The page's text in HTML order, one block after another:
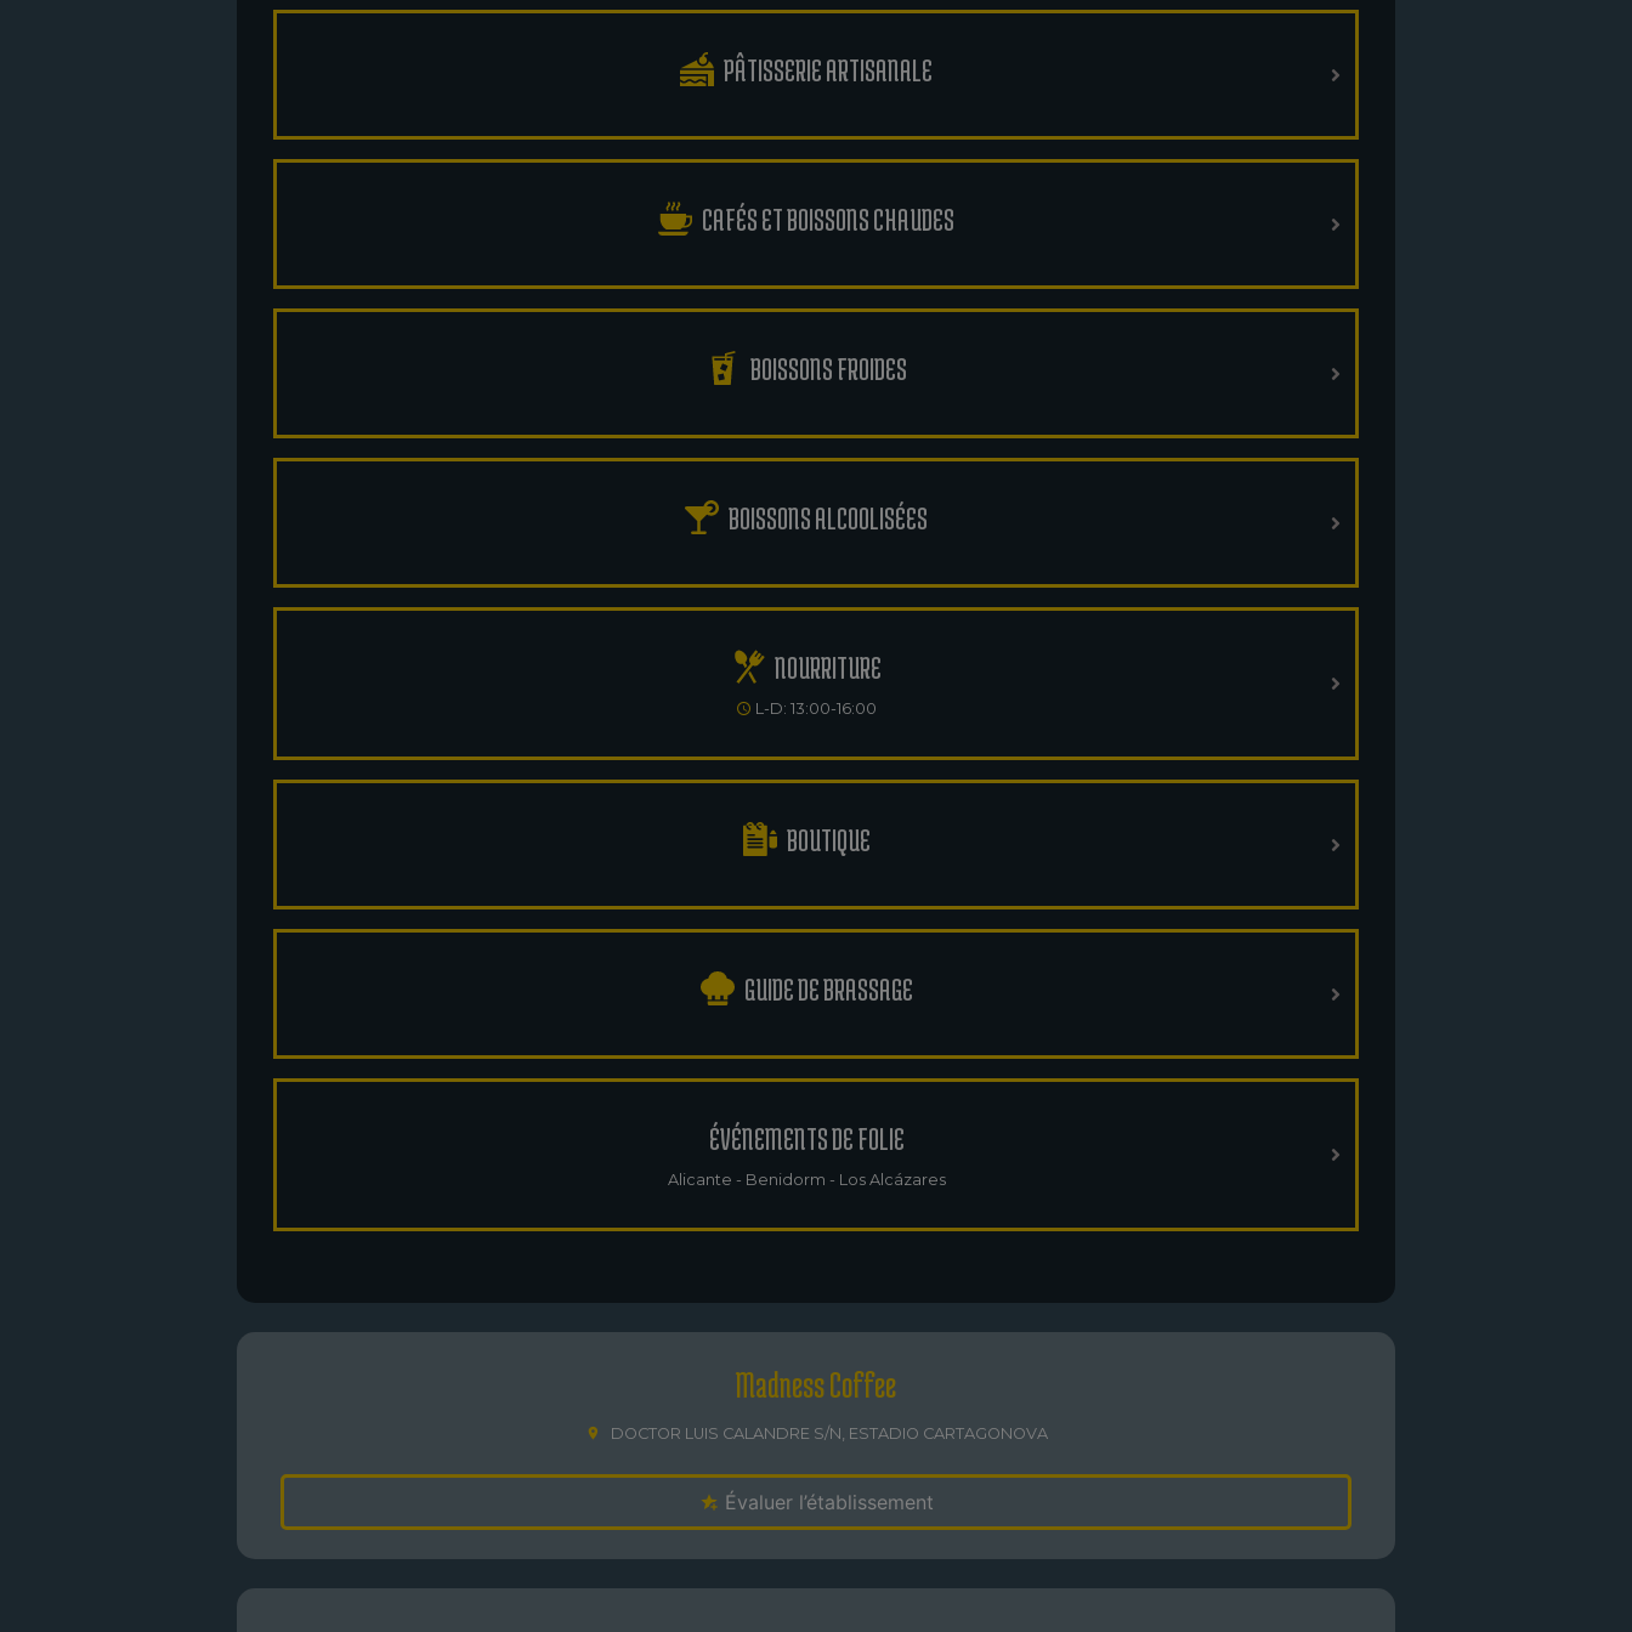
PÂTISSERIE ARTISANALE
CAFÉS ET BOISSONS CHAUDES
BOISSONS FROIDES
BOISSONS ALCOOLISÉES
NOURRITURE
L-D: 13:00-16:00
BOUTIQUE
GUIDE DE BRASSAGE
ÉVÉNEMENTS DE FOLIE
Alicante - Benidorm - Los Alcázares
Madness Coffee
DOCTOR LUIS CALANDRE S/N, ESTADIO CARTAGONOVA
Évaluer l’établissement